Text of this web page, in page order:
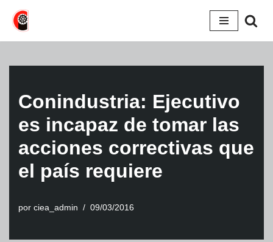
Saltar
Conindustria: Ejecutivo
es incapaz de tomar las
acciones correctivas que
el país requiere
por ciea_admin 09/03/2016